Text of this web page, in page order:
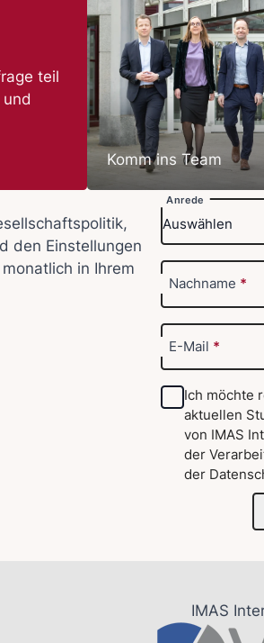
teil
Komm ins Team
den Einstellungen
in Ihrem
Anrede
Nachname *
E-Mail *
Ich möchte
aktuellen
von IMAS
der
der
IMAS